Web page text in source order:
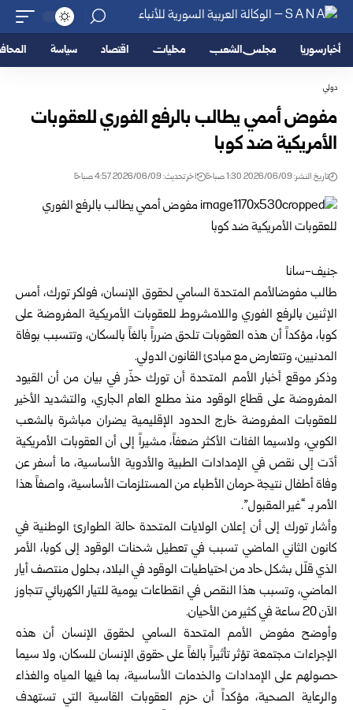
أخبار سوريا مجلس الشعب محليات اقتصاد سياسة
دولي
مفوض أممي يطالب بالرفع الفوري للعقوبات
الأمريكية ضد كوبا
تاريخ النشر: 2026/06/09 1:30 صباحًا اخر تحديث: 2026/06/09 4:57 صباحًا
جنيف-سانا
طالب مفوضالأمم المتحدة السامي لحقوق الإنسان، فولكر تورك، أمس
الإثنين بالرفع الفوري واللامشروط للعقوبات الأمريكية المفروضة على
كوبا، مؤكداً أن هذه العقوبات تلحق ضرراً بالغاً بالسكان، وتتسبب بوفاة
المدنيين، وتتعارض مع مبادئ القانون الدولي.
وذكر موقع أخبار الأمم المتحدة أن تورك حذّر في بيان من أن القيود
المفروضة على قطاع الوقود منذ مطلع العام الجاري، والتشديد الأخير
للعقوبات المفروضة خارج الحدود الإقليمية يضران مباشرة بالشعب
الكوبي، ولاسيما الفئات الأكثر ضعفاً، مشيراً إلى أن العقوبات الأمريكية
أدّت إلى نقص في الإمدادات الطبية والأدوية الأساسية، ما أسفر عن
وفاة أطفال نتيجة حرمان الأطباء من المستلزمات الأساسية، واصفاً هذا
الأمر بـ “غير المقبول”.
وأشار تورك إلى أن إعلان الولايات المتحدة حالة الطوارئ الوطنية في
كانون الثاني الماضي تسبب في تعطيل شحنات الوقود إلى كوبا، الأمر
الذي قلّل بشكل حاد من احتياطيات الوقود في البلاد، بحلول منتصف أيار
الماضي، وتسبب هذا النقص في انقطاعات يومية للتيار الكهربائي تتجاوز
الآن 20 ساعة في كثير من الأحيان.
وأوضح مفوض الأمم المتحدة السامي لحقوق الإنسان أن هذه
الإجراءات مجتمعة تؤثر تأثيراً بالغاً على حقوق الإنسان للسكان، ولا سيما
حصولهم على الإمدادات والخدمات الأساسية، بما فيها المياه والغذاء
والرعاية الصحية، مؤكداً أن حزم العقوبات القاسية التي تستهدف